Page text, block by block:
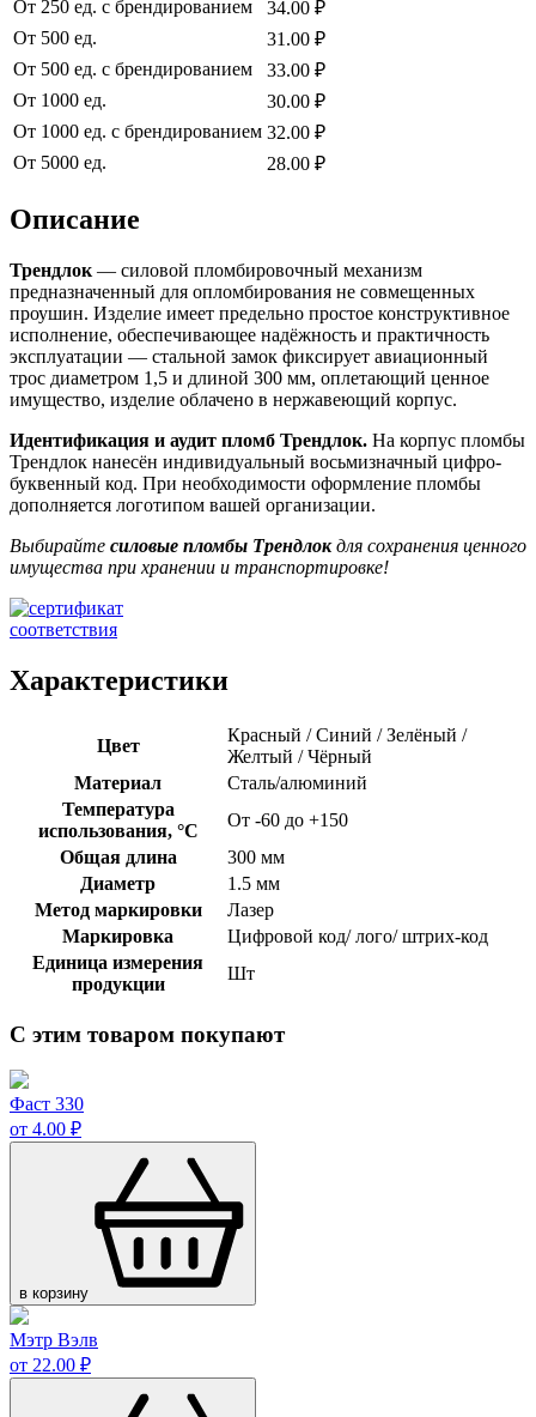
От 250 ед. с брендированием
34.00 ₽
От 500 ед.
31.00 ₽
От 500 ед. с брендированием
33.00 ₽
От 1000 ед.
30.00 ₽
От 1000 ед. с брендированием 32.00 ₽
От 5000 ед.
28.00 ₽
Описание
Трендлок — силовой пломбировочный механизм
предназначенный для опломбирования не совмещенных
проушин. Изделие имеет предельно простое конструктивное
исполнение, обеспечивающее надёжность и практичность
эксплуатации — стальной замок фиксирует авиационный
трос диаметром 1,5 и длиной 300 мм, оплетающий ценное
имущество, изделие облачено в нержавеющий корпус.
Идентификация и аудит пломб Трендлок. На корпус пломбы
Трендлок нанесён индивидуальный восьмизначный цифро-
буквенный код. При необходимости оформление пломбы
дополняется логотипом вашей организации.
Выбирайте силовые пломбы Трендлокдля сохранения ценного
имущества при хранении и транспортировке!
Характеристики
Цвет
Красный / Синий / Зелёный /
Желтый / Чёрный
Материал
Сталь/алюминий
Температура
использования, °C
От -60 до +150
Общая длина
300 мм
Диаметр
1.5 мм
Метод маркировки
Лазер
Маркировка
Цифровой код/ лого/ штрих-код
Единица измерения
продукции
Шт
С этим товаром покупают
Фаст 330
от 4.00 ₽
в корзину
Мэтр Вэлв
от 22.00 ₽